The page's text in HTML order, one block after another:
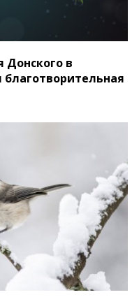
Донского в
благотворительная